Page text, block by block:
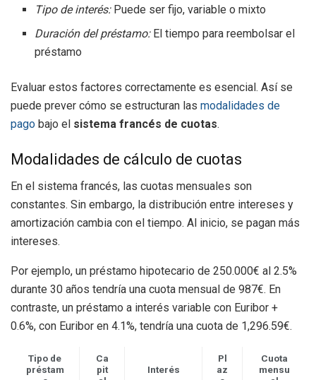
Tipo de interés:Puede ser fijo, variable o mixto
Duración del préstamo:El tiempo para reembolsar el
préstamo
Evaluar estos factores correctamente es esencial. Así se
puede prever cómo se estructuran las modalidades de
pago bajo el sistema francés de cuotas.
Modalidades de cálculo de cuotas
En el sistema francés, las cuotas mensuales son
constantes. Sin embargo, la distribución entre intereses y
amortización cambia con el tiempo. Al inicio, se pagan más
intereses.
Por ejemplo, un préstamo hipotecario de 250.000€ al 2.5%
durante 30 años tendría una cuota mensual de 987€. En
contraste, un préstamo a interés variable con Euribor +
0.6%, con Euribor en 4.1%, tendría una cuota de 1,296.59€.
Tipo de
préstam
Ca
pit
Interés
Pl
az
Cuota
mensu